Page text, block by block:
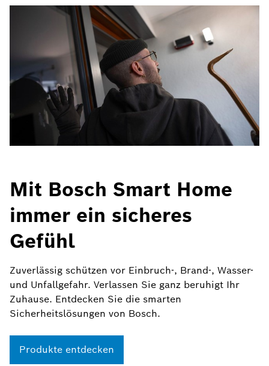
Mit Bosch Smart Home
immer ein sicheres
Gefühl
Zuverlässig schützen vor Einbruch-, Brand-, Wasser-
und Unfallgefahr. Verlassen Sie ganz beruhigt Ihr
Zuhause. Entdecken Sie die smarten
Sicherheitslösungen von Bosch.
Produkte entdecken